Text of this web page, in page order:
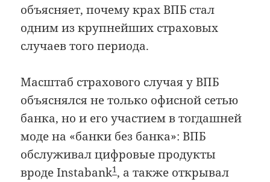
объясняет, почему крах ВПБ стал
одним из крупнейших страховых
случаев того периода.
Масштаб страхового случая у ВПБ
объяснялся не только офисной сетью
банка, но и его участием в тогдашней
моде на «банки без банка»: ВПБ
обслуживал цифровые продукты
вроде Instabank1 , а также открывал